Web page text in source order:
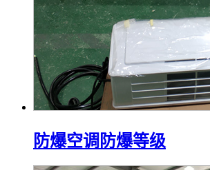
防爆空调防爆等级